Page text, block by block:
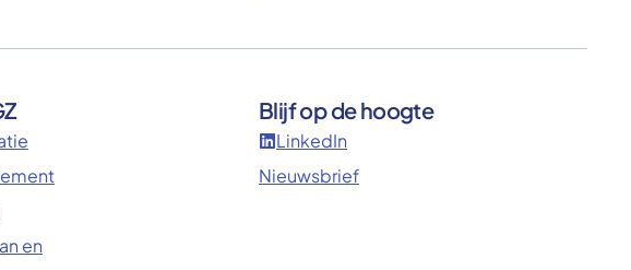
en
Blijf op de hoogte
LinkedIn
Nieuwsbrief